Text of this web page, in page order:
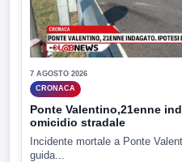
7 AGOSTO 2026
CRONACA
Ponte Valentino,21enne
omicidio stradale
Incidente mortale a Ponte
guida...